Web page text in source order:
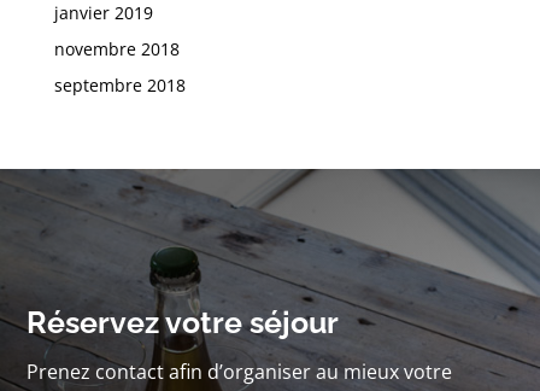
janvier 2019
novembre 2018
septembre 2018
Réservez votre séjour
Prenez contact afin d’organiser au mieux votre